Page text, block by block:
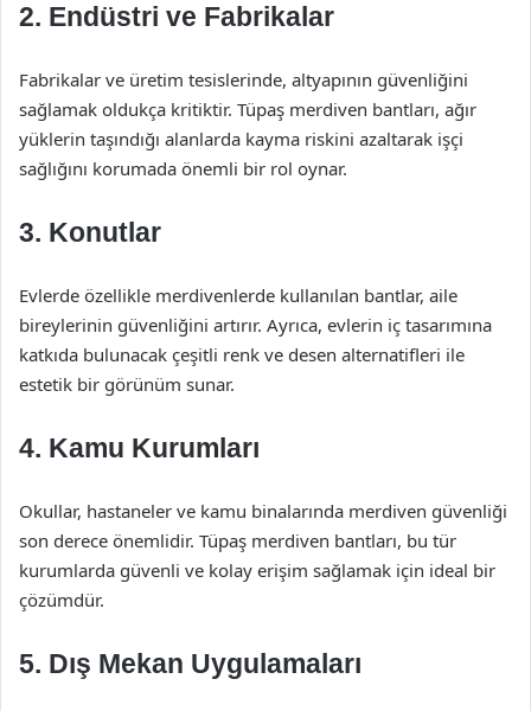
2. Endüstri ve Fabrikalar
Fabrikalar ve üretim tesislerinde, altyapının güvenliğini
sağlamak oldukça kritiktir. Tüpaş merdiven bantları, ağır
yüklerin taşındığı alanlarda kayma riskini azaltarak işçi
sağlığını korumada önemli bir rol oynar.
3. Konutlar
Evlerde özellikle merdivenlerde kullanılan bantlar, aile
bireylerinin güvenliğini artırır. Ayrıca, evlerin iç tasarımına
katkıda bulunacak çeşitli renk ve desen alternatifleri ile
estetik bir görünüm sunar.
4. Kamu Kurumları
Okullar, hastaneler ve kamu binalarında merdiven güvenliği
son derece önemlidir. Tüpaş merdiven bantları, bu tür
kurumlarda güvenli ve kolay erişim sağlamak için ideal bir
çözümdür.
5. Dış Mekan Uygulamaları